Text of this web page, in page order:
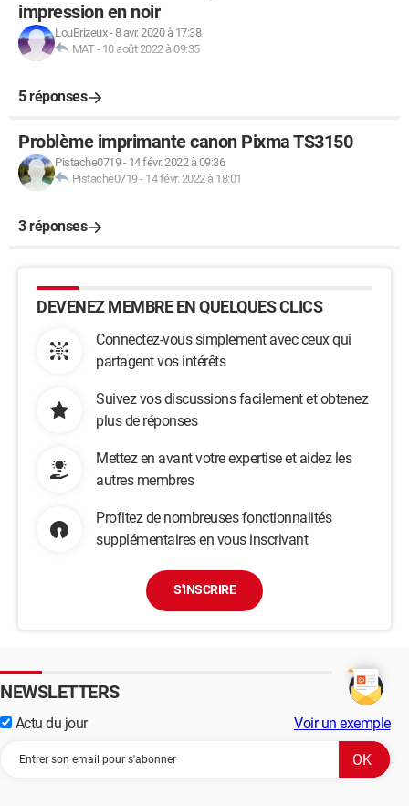
impression en noir
LouBrizeux-8 avr. 2020 à 17:38
MAT- 10 août 2022 à 09:35
5 réponses
Problème imprimante canon Pixma TS3150
Pistache0719- 14 févr. 2022 à 09:36
Pistache0719- 14 févr. 2022 à 18:01
3 réponses
DEVENEZ MEMBRE EN QUELQUES CLICS
Connectez-vous simplement avec ceux qui
partagent vos intérêts
Suivez vos discussions facilement et obtenez
plus de réponses
Mettez en avant votre expertise et aidez les
autres membres
Profitez de nombreuses fonctionnalités
supplémentaires en vous inscrivant
S'INSCRIRE
NEWSLETTERS
Actu du jour Voir un exemple